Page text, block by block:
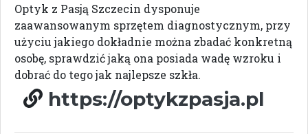
Optyk z Pasją Szczecin dysponuje
zaawansowanym sprzętem diagnostycznym, przy
użyciu jakiego dokładnie można zbadać konkretną
osobę, sprawdzić jaką ona posiada wadę wzroku i
dobrać do tego jak najlepsze szkła.
https://optykzpasja.pl